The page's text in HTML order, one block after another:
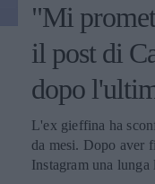
"Mi
il post di
dopo
L'ex gieffina ha
da mesi. Dopo aver
Instagram una